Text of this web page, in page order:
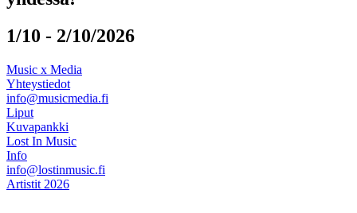
1/10 - 2/10/2026
Music x Media
Yhteystiedot
info@musicmedia.fi
Liput
Kuvapankki
Lost In Music
Info
info@lostinmusic.fi
Artistit 2026